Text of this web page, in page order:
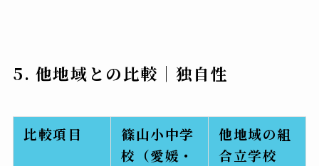
5. 他地域との比較｜独自性
比較項目
篠山小中学
校（愛媛・
他地域の組
合立学校